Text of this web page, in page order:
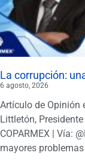
La corrupción:
6 agosto, 2026
Artículo de Opinión
Littletón,
COPARMEX | Vía:
mayores